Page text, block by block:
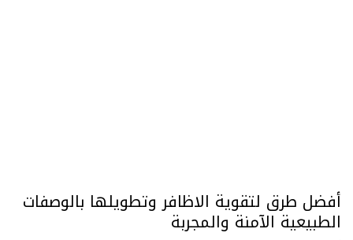
أفضل طرق لتقوية الاظافر وتطويلها بالوصفات
الطبيعية الآمنة والمجربة